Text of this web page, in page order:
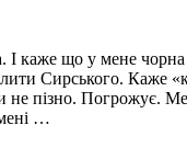
І каже що у мене
Сирського. Каже
не пізно. Погрожує.
…